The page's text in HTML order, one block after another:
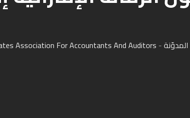
المدوّنة-
Association For Accountants And Auditors